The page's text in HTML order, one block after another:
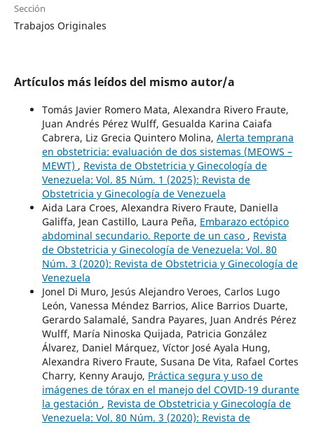
Sección
Trabajos Originales
Artículos más leídos del mismo autor/a
Tomás Javier Romero Mata, Alexandra Rivero Fraute,
Juan Andrés Pérez Wulff, Gesualda Karina Caiafa
Cabrera, Liz Grecia Quintero Molina, Alerta temprana
en obstetricia: evaluación de dos sistemas (MEOWS –
MEWT) , Revista de Obstetricia y Ginecología de
Venezuela: Vol. 85 Núm. 1 (2025): Revista de
Obstetricia y Ginecología de Venezuela
Aida Lara Croes, Alexandra Rivero Fraute, Daniella
Galiffa, Jean Castillo, Laura Peña, Embarazo ectópico
abdominal secundario. Reporte de un caso , Revista
de Obstetricia y Ginecología de Venezuela: Vol. 80
Núm. 3 (2020): Revista de Obstetricia y Ginecología de
Venezuela
Jonel Di Muro, Jesús Alejandro Veroes, Carlos Lugo
León, Vanessa Méndez Barrios, Alice Barrios Duarte,
Gerardo Salamalé, Sandra Payares, Juan Andrés Pérez
Wulff, María Ninoska Quijada, Patricia González
Álvarez, Daniel Márquez, Víctor José Ayala Hung,
Alexandra Rivero Fraute, Susana De Vita, Rafael Cortes
Charry, Kenny Araujo, Práctica segura y uso de
imágenes de tórax en el manejo del COVID-19 durante
la gestación , Revista de Obstetricia y Ginecología de
Venezuela: Vol. 80 Núm. 3 (2020): Revista de